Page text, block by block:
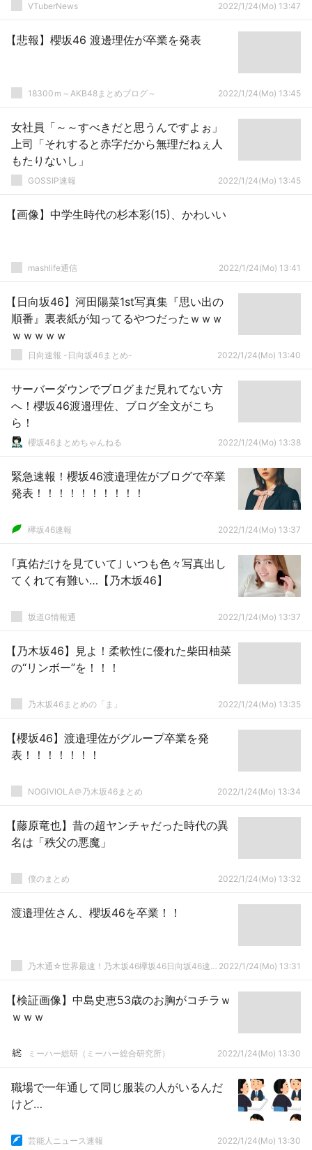
VTuberNews 2022/1/24(Mo) 13:47
【悲報】櫻坂46 渡邊理佐が卒業を発表
18300ｍ～AKB48まとめブログ～ 2022/1/24(Mo) 13:45
女社員「～～すべきだと思うんですよぉ」
上司「それすると赤字だから無理だねぇ人
もたりないし」
GOSSIP速報 2022/1/24(Mo) 13:45
【画像】中学生時代の杉本彩(15)、かわいい
mashlife通信 2022/1/24(Mo) 13:41
【日向坂46】河田陽菜1st写真集『思い出の
順番』裏表紙が知ってるやつだったｗｗｗ
ｗｗｗｗｗ
日向速報 -日向坂46まとめ- 2022/1/24(Mo) 13:40
サーバーダウンでブログまだ見れてない方
へ！櫻坂46渡邉理佐、ブログ全文がこち
ら！
櫻坂46まとめちゃんねる 2022/1/24(Mo) 13:38
緊急速報！櫻坂46渡邉理佐がブログで卒業
発表！！！！！！！！！！
欅坂46速報 2022/1/24(Mo) 13:37
｢真佑だけを見ていて｣ いつも色々写真出し
てくれて有難い…【乃木坂46】
坂道G情報通 2022/1/24(Mo) 13:37
【乃木坂46】見よ！柔軟性に優れた柴田柚菜
の“リンボー”を！！！
乃木坂46まとめの「ま」 2022/1/24(Mo) 13:35
【櫻坂46】渡邉理佐がグループ卒業を発
表！！！！！！！
NOGIVIOLA＠乃木坂46まとめ 2022/1/24(Mo) 13:34
【藤原竜也】昔の超ヤンチャだった時代の異
名は「秩父の悪魔」
僕のまとめ 2022/1/24(Mo) 13:32
渡邉理佐さん、櫻坂46を卒業！！
乃木通☆世界最速！乃木坂46欅坂46日向坂46速報まとめ 2022/1/24(Mo) 13:31
【検証画像】中島史恵53歳のお胸がコチラｗ
ｗｗｗ
ミーハー総研（ミーハー総合研究所） 2022/1/24(Mo) 13:30
職場で一年通して同じ服装の人がいるんだ
けど…
芸能人ニュース速報 2022/1/24(Mo) 13:30